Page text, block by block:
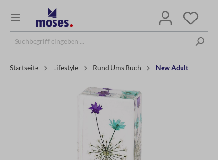
Startseite Lifestyle Rund Ums Buch New Adult